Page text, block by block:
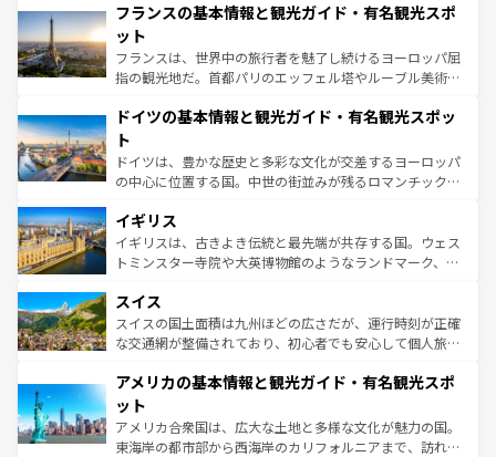
ませてくれるイタリアで、忘れられない旅をしてみよう！
なお、新着のイタリア情報は
しい。
文化が根付くこの国では、情熱的なフラメンコ、熱気あふ
れる闘牛、そして美味しいタパスが生活の一部となってい
る。首都マドリードの洗練された雰囲気や、バルセロナの
アートに溢れた街角から、地方では古代ローマ遺跡や中世
せる。地方によって風土や気候が異なるスペインはその個
ンテンツ一覧 を参照してほしい。
フランスの基本情報と観光ガイド・有名観光スポ
ット
フランスは、世界中の旅行者を魅了し続けるヨーロッパ屈
指の観光地だ。首都パリのエッフェル塔やルーブル美術館
で、幅広い魅力が詰まっている。華麗な宮殿、歴史的な大
聖堂、美しいビーチ、そして豊かな自然が、訪れる者を心
から魅了する。また、フランスは美食の国としても知ら
れ、フランス料理はユネスコ無形文化遺産にも登録されて
香り高いラベンダー畑など、多彩な楽しみ方が可能だ。さ
らに、パリ以外の地域にも魅力が溢れており、どの街角に
も豊かな歴史と文化が息づいている。パリ以外の個性あふ
を参照してほしい。
ドイツの基本情報と観光ガイド・有名観光スポッ
ト
ドイツは、豊かな歴史と多彩な文化が交差するヨーロッパ
の中心に位置する国。中世の街並みが残るロマンチック街
顔を持つこの国は、どこを歩いても飽きることがない。ベ
ルリンの文化的活気、バイエルン州のアルプスの絶景、そ
してライン川沿いのワイン畑といった風景は必見。ビール
は、お酒好きな人にはぜひ体験してほしい。 なお、新着の
ドイツ情報はコンテンツ一覧を参照してほしい。
イギリス
イギリスは、古きよき伝統と最先端が共存する国。ウェス
トミンスター寺院や大英博物館のようなランドマーク、歴
リアごとに異なる魅力がある。また、優雅なアフタヌーン
ティー、ビール好きにはたまらない英国パブ、サッカー観
戦など、本場だからこそできる体験も豊富。イギリスを旅
ンツ一覧を参照してほしい。
スイス
スイスの国土面積は九州ほどの広さだが、運行時刻が正確
な交通網が整備されており、初心者でも安心して個人旅行
の建物がそのまま残る町や、スイスならではのユニークな
博物館もあり、アルプス観光だけでなく町歩きも満喫する
ことができる。国民の所得が高いため物価も高いが、旅行
者向けの交通パス提供のサービスもあり、うまく活用すれ
アメリカの基本情報と観光ガイド・有名観光スポ
ット
アメリカ合衆国は、広大な土地と多様な文化が魅力の国。
東海岸の都市部から西海岸のカリフォルニアまで、訪れる